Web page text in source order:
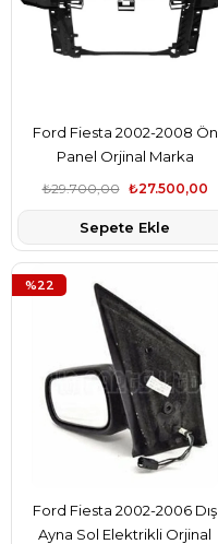
Ford Fiesta 2002-2008 Ön
Panel Orjinal Marka
4S6H16E146AC
₺27.500,00
₺29.700,00
Sepete Ekle
Ford Fiesta 2002-2006 Dış
Ayna Sol Elektrikli Orjinal
%22